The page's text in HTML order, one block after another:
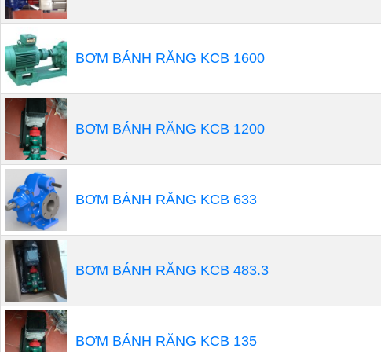
Lưu ý gì khi mua máy thổi khí con sò
Để tìm được sản phẩm máy thổi khí con sò phù hợp không
yếu tố kỹ thuật quan trọng sau để lựa chọn được loại máy
4 yếu tố kỹ thuật bạn cần quan tâm:
- Lưu lượng: Lưu lượng (m3/h) được coi là độ lớn của khí được
- Điện áp: Điện áp của các dòng máy tại Việt Nam phổ biến
BƠM BÁNH RĂNG KCB 1600
BƠM BÁNH RĂNG KCB 1200
BƠM BÁNH RĂNG KCB 633
BƠM BÁNH RĂNG KCB 483.3
BƠM BÁNH RĂNG KCB 135